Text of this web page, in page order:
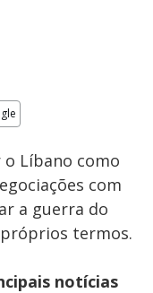
Líbano como
com
a guerra do
termos.
notícias